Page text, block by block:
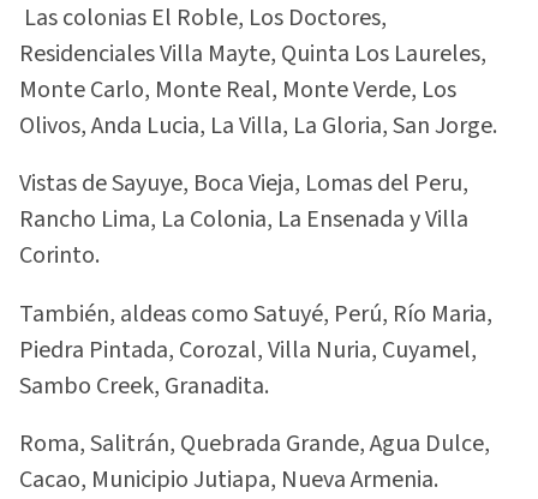
Las colonias El Roble, Los Doctores,
Residenciales Villa Mayte, Quinta Los Laureles,
Monte Carlo, Monte Real, Monte Verde, Los
Olivos, Anda Lucia, La Villa, La Gloria, San Jorge.
Vistas de Sayuye, Boca Vieja, Lomas del Peru,
Rancho Lima, La Colonia, La Ensenada y Villa
Corinto.
También, aldeas como Satuyé, Perú, Río Maria,
Piedra Pintada, Corozal, Villa Nuria, Cuyamel,
Sambo Creek, Granadita.
Roma, Salitrán, Quebrada Grande, Agua Dulce,
Cacao, Municipio Jutiapa, Nueva Armenia.